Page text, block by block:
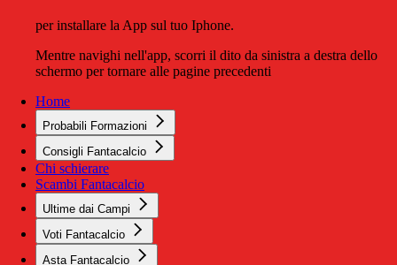
per installare la App sul tuo Iphone.
Mentre navighi nell'app, scorri il dito da sinistra a destra dello
schermo per tornare alle pagine precedenti
Home
Probabili Formazioni
Consigli Fantacalcio
Chi schierare
Scambi Fantacalcio
Ultime dai Campi
Voti Fantacalcio
Asta Fantacalcio